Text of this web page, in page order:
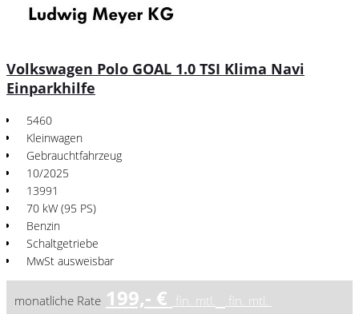
Volkswagen Polo GOAL 1.0 TSI Klima Navi
Einparkhilfe
5460
Kleinwagen
Gebrauchtfahrzeug
10/2025
13991
70 kW (95 PS)
Benzin
Schaltgetriebe
MwSt ausweisbar
monatliche Rate 199,- € fin. mtl. fin. mtl.